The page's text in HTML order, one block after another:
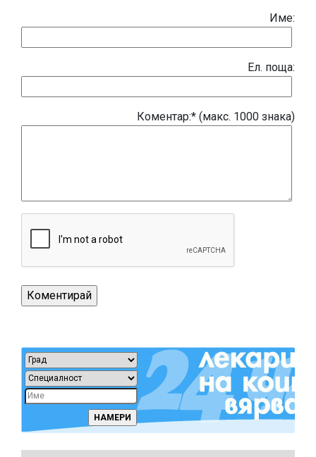
Име:
Eл. поща:
Коментар:* (макс. 1000 знака)